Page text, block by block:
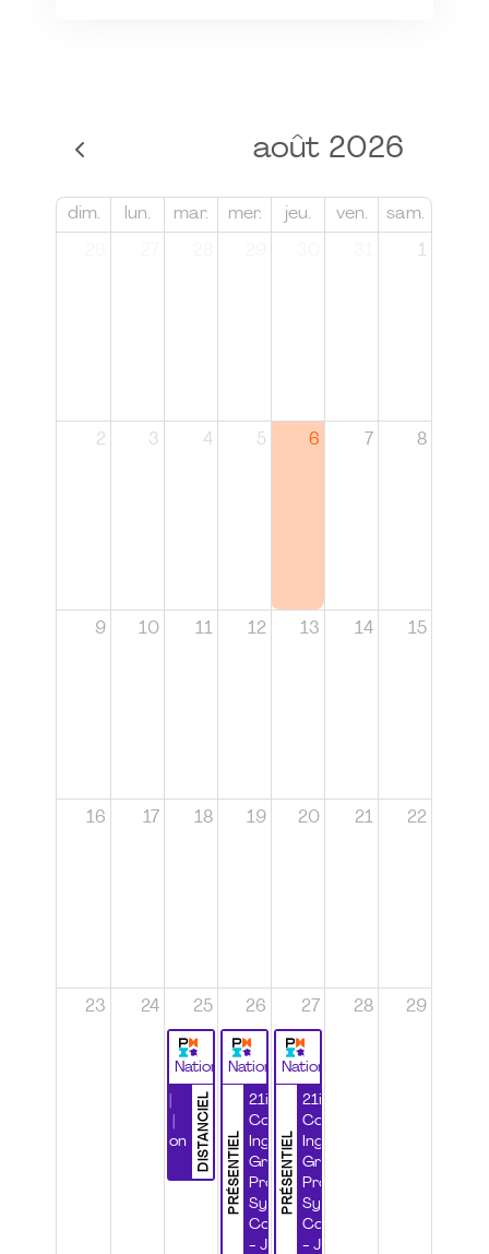
août 2026
dim. lun. mar. mer. jeu. ven. sam.
1
2 3 4 5 6 7 8
9 10 11 12 13 14 15
16 17 18 19 20 21 22
23 24 25
National
DISTANCIEL
Certification
26
National
PRÉSENTIEL
21ième
Congrès
Ingénierie
Grands
Projets et
Systèmes
Complexes
- Jour 1
27
National
PRÉSENTIEL
21ième
Congrès
Ingénierie
Grands
Projets et
Systèmes
Complexes
- Jour 2
28 29